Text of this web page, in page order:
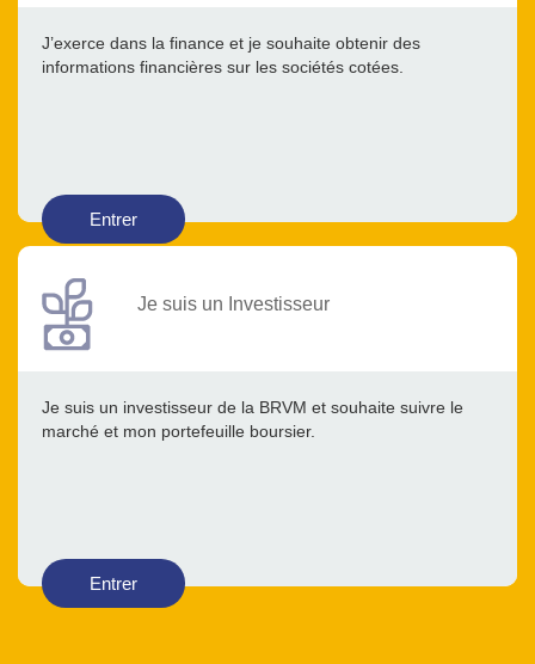
J’exerce dans la finance et je souhaite obtenir des
informations financières sur les sociétés cotées.
Entrer
Je suis un Investisseur
Je suis un investisseur de la BRVM et souhaite suivre le
marché et mon portefeuille boursier.
Entrer